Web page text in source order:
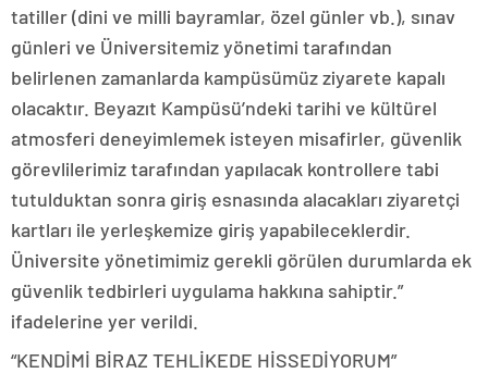
tatiller (dini ve milli bayramlar, özel günler vb.), sınav
günleri ve Üniversitemiz yönetimi tarafından
belirlenen zamanlarda kampüsümüz ziyarete kapalı
olacaktır. Beyazıt Kampüsü’ndeki tarihi ve kültürel
atmosferi deneyimlemek isteyen misafirler, güvenlik
görevlilerimiz tarafından yapılacak kontrollere tabi
tutulduktan sonra giriş esnasında alacakları ziyaretçi
kartları ile yerleşkemize giriş yapabileceklerdir.
Üniversite yönetimimiz gerekli görülen durumlarda ek
güvenlik tedbirleri uygulama hakkına sahiptir.”
ifadelerine yer verildi.
“KENDİMİ BİRAZ TEHLİKEDE HİSSEDİYORUM”